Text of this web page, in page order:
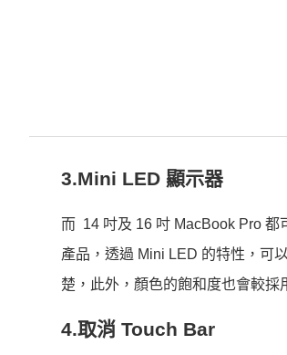
3.Mini LED 顯示器
而 14 吋及 16 吋 MacBook Pro 都
產品，透過 Mini LED 的特性，可
楚，此外，顏色的飽和度也會較採
4.取消 Touch Bar